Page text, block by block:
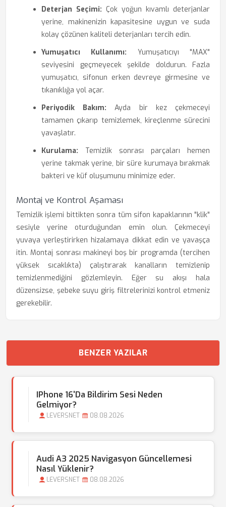
Deterjan Seçimi: Çok yoğun kıvamlı deterjanlar
yerine, makinenizin kapasitesine uygun ve suda
kolay çözünen kaliteli deterjanları tercih edin.
Yumuşatıcı Kullanımı: Yumuşatıcıyı "MAX"
seviyesini geçmeyecek şekilde doldurun. Fazla
yumuşatıcı, sifonun erken devreye girmesine ve
tıkanıklığa yol açar.
Periyodik Bakım: Ayda bir kez çekmeceyi
tamamen çıkarıp temizlemek, kireçlenme sürecini
yavaşlatır.
Kurulama: Temizlik sonrası parçaları hemen
yerine takmak yerine, bir süre kurumaya bırakmak
bakteri ve küf oluşumunu minimize eder.
Montaj ve Kontrol Aşaması
Temizlik işlemi bittikten sonra tüm sifon kapaklarının "klik"
sesiyle yerine oturduğundan emin olun. Çekmeceyi
yuvaya yerleştirirken hizalamaya dikkat edin ve yavaşça
itin. Montaj sonrası makineyi boş bir programda (tercihen
yüksek sıcaklıkta) çalıştırarak kanalların temizlenip
temizlenmediğini gözlemleyin. Eğer su akışı hala
düzensizse, şebeke suyu giriş filtrelerinizi kontrol etmeniz
gerekebilir.
BENZER YAZILAR
IPhone 16'da Bildirim Sesi Neden
Gelmiyor?
LEVERSNET 08.08.2026
Audi A3 2025 Navigasyon Güncellemesi
Nasıl Yüklenir?
LEVERSNET 08.08.2026